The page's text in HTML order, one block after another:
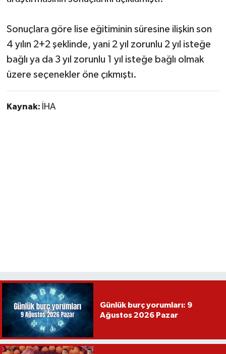
Sonuçlara göre lise eğitiminin süresine ilişkin son
4 yılın 2+2 şeklinde, yani 2 yıl zorunlu 2 yıl isteğe
bağlı ya da 3 yıl zorunlu 1 yıl isteğe bağlı olmak
üzere seçenekler öne çıkmıştı.
Kaynak: İHA
Günlük burç yorumları: 9
Ağustos 2026 Pazar